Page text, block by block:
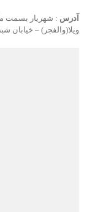
آدرس : شهریار بسمت
ویلا(والفجر) – خیابان شبنم ۱۱- پلاک